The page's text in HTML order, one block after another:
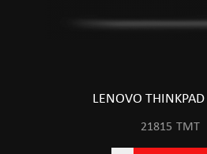
LENOVO
21815 TMT